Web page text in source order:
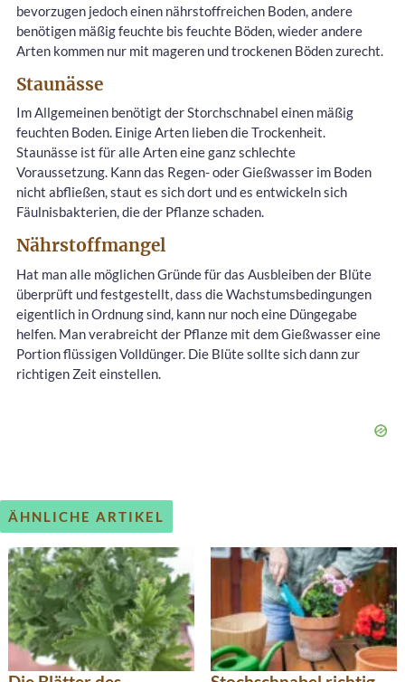
bevorzugen jedoch einen nährstoffreichen Boden, andere
benötigen mäßig feuchte bis feuchte Böden, wieder andere
Arten kommen nur mit mageren und trockenen Böden zurecht.
Staunässe
Im Allgemeinen benötigt der Storchschnabel einen mäßig
feuchten Boden. Einige Arten lieben die Trockenheit.
Staunässe ist für alle Arten eine ganz schlechte
Voraussetzung. Kann das Regen- oder Gießwasser im Boden
nicht abfließen, staut es sich dort und es entwickeln sich
Fäulnisbakterien, die der Pflanze schaden.
Nährstoffmangel
Hat man alle möglichen Gründe für das Ausbleiben der Blüte
überprüft und festgestellt, dass die Wachstumsbedingungen
eigentlich in Ordnung sind, kann nur noch eine Düngegabe
helfen. Man verabreicht der Pflanze mit dem Gießwasser eine
Portion flüssigen Volldünger. Die Blüte sollte sich dann zur
richtigen Zeit einstellen.
ÄHNLICHE ARTIKEL